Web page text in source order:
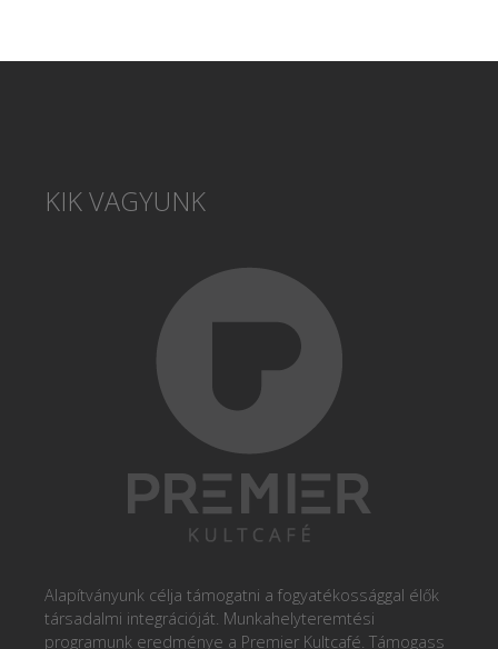
KIK VAGYUNK
Alapítványunk célja támogatni a fogyatékossággal élők
társadalmi integrációját. Munkahelyteremtési
programunk eredménye a Premier Kultcafé. Támogass